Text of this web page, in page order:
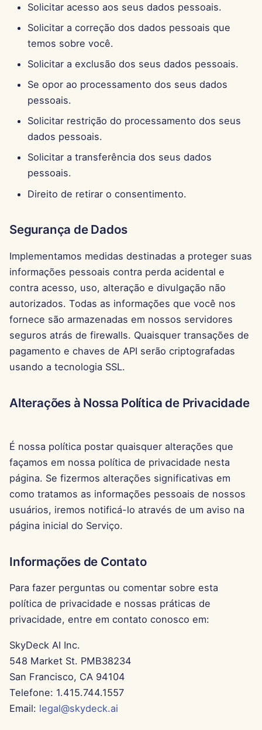
15 de Novembro de 2024
1 de Novembro de 2024
18 de Outubro de 2024
11 de Outubro de 2024
4 de Outubro de 2024
27 de Setembro de 2024
20 de Setembro de 2024
13 de Setembro de 2024
6 de Setembro de 2024
23 de Agosto de 2024
16 de Agosto de 2024
9 de Agosto de 2024
26 de Julho de 2024
12 de Julho de 2024
5 de Julho de 2024
21 de Junho de 2024
12 de Novembro de 2023
30 de Outubro de 2023
23 de Outubro de 2023
16 de Outubro de 2023
Solicitar acesso aos seus dados pessoais.
Solicitar a correção dos dados pessoais que
temos sobre você.
Solicitar a exclusão dos seus dados pessoais.
Se opor ao processamento dos seus dados
pessoais.
Solicitar restrição do processamento dos seus
dados pessoais.
Solicitar a transferência dos seus dados
pessoais.
Direito de retirar o consentimento.
Segurança de Dados
Implementamos medidas destinadas a proteger suas
informações pessoais contra perda acidental e
contra acesso, uso, alteração e divulgação não
autorizados. Todas as informações que você nos
fornece são armazenadas em nossos servidores
seguros atrás de firewalls. Quaisquer transações de
pagamento e chaves de API serão criptografadas
usando a tecnologia SSL.
Alterações à Nossa Política de Privacidade
É nossa política postar quaisquer alterações que
façamos em nossa política de privacidade nesta
página. Se fizermos alterações significativas em
como tratamos as informações pessoais de nossos
usuários, iremos notificá-lo através de um aviso na
página inicial do Serviço.
Informações de Contato
Para fazer perguntas ou comentar sobre esta
política de privacidade e nossas práticas de
privacidade, entre em contato conosco em:
SkyDeck AI Inc.
548 Market St. PMB38234
San Francisco, CA 94104
Telefone: 1.415.744.1557
Email: legal@skydeck.ai